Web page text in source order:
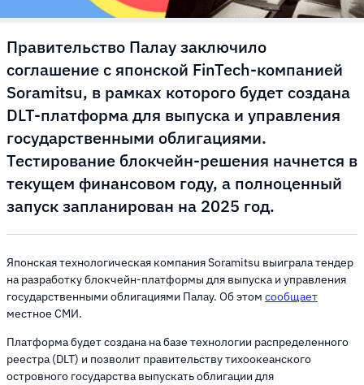
Правительство Палау заключило
соглашение с японской FinTech-компанией
Soramitsu, в рамках которого будет создана
DLT-платформа для выпуска и управления
государственными облигациями.
Тестирование блокчейн-решения начнется в
текущем финансовом году, а полноценный
запуск запланирован на 2025 год.
Японская технологическая компания Soramitsu выиграла тендер
на разработку блокчейн-платформы для выпуска и управления
государственными облигациями Палау. Об этом сообщает
местное СМИ.
Платформа будет создана на базе технологии распределенного
реестра (DLT) и позволит правительству тихоокеанского
островного государства выпускать облигации для